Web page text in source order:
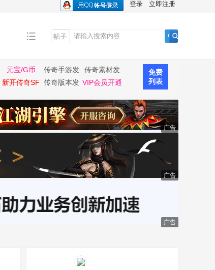
登录 立即注册
帖子
元宝/G币
传奇手游发
布
传奇素材发
布
新开传奇SF 传奇版本发 VIP会员开通
免费
列表
广告
广告
广告